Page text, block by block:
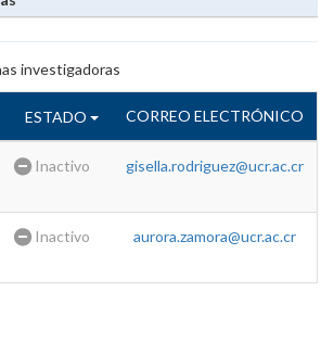
investigadoras
ESTADO CORREO ELECTRÓNICO
Inactivo gisella.rodriguez@ucr.ac.cr
Inactivo aurora.zamora@ucr.ac.cr